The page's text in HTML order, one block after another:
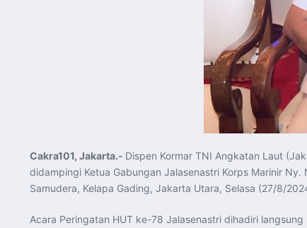
Cakra101, Jakarta.- Dispen Kormar TNI Angkatan Laut
didampingi Ketua Gabungan Jalasenastri Korps Marinir
Samudera, Kelapa Gading, Jakarta Utara, Selasa (27/8/
Acara Peringatan HUT ke-78 Jalasenastri dihadiri